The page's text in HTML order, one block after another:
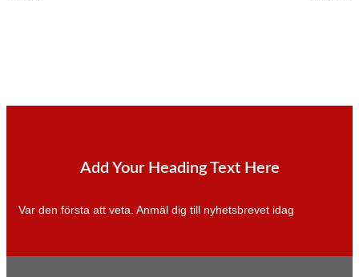
Add Your Heading Text Here
Var den första att veta. Anmäl dig till nyhetsbrevet idag